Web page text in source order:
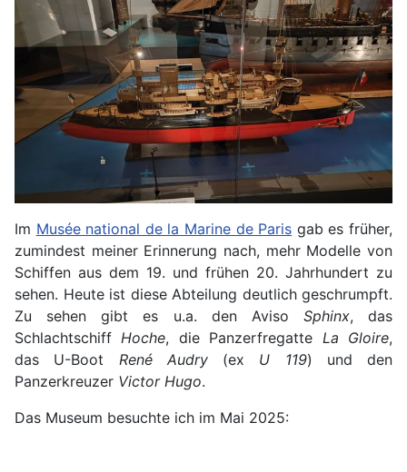
Im Musée national de la Marine de Paris gab es früher,
zumindest meiner Erinnerung nach, mehr Modelle von
Schiffen aus dem 19. und frühen 20. Jahrhundert zu
sehen. Heute ist diese Abteilung deutlich geschrumpft.
Zu sehen gibt es u.a. den Aviso Sphinx, das
Schlachtschiff Hoche, die Panzerfregatte La Gloire,
das U-Boot René Audry(ex U 119) und den
Panzerkreuzer Victor Hugo.
Das Museum besuchte ich im Mai 2025: